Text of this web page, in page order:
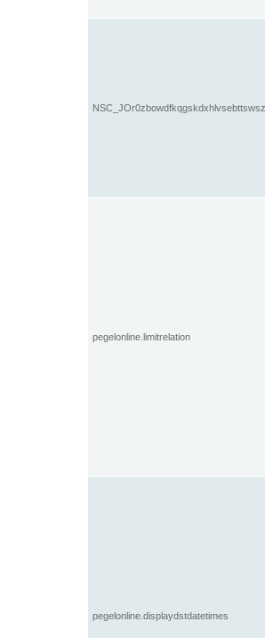
pegelonline.limitrelation
pegelonline.displaydstdatetimes